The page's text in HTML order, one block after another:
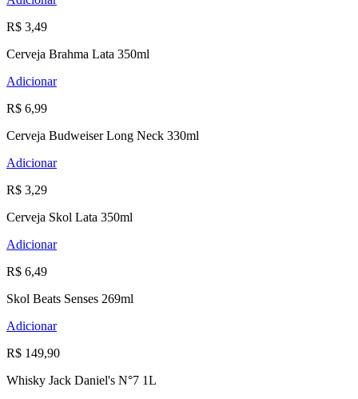
R$ 3,49
Cerveja Brahma Lata 350ml
Adicionar
R$ 6,99
Cerveja Budweiser Long Neck 330ml
Adicionar
R$ 3,29
Cerveja Skol Lata 350ml
Adicionar
R$ 6,49
Skol Beats Senses 269ml
Adicionar
R$ 149,90
Whisky Jack Daniel's N°7 1L